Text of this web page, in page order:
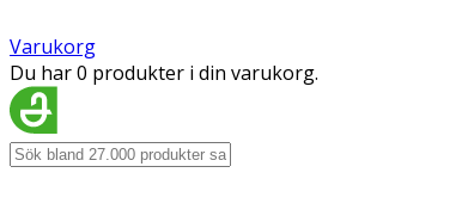
Varukorg
Du har 0 produkter i din varukorg.